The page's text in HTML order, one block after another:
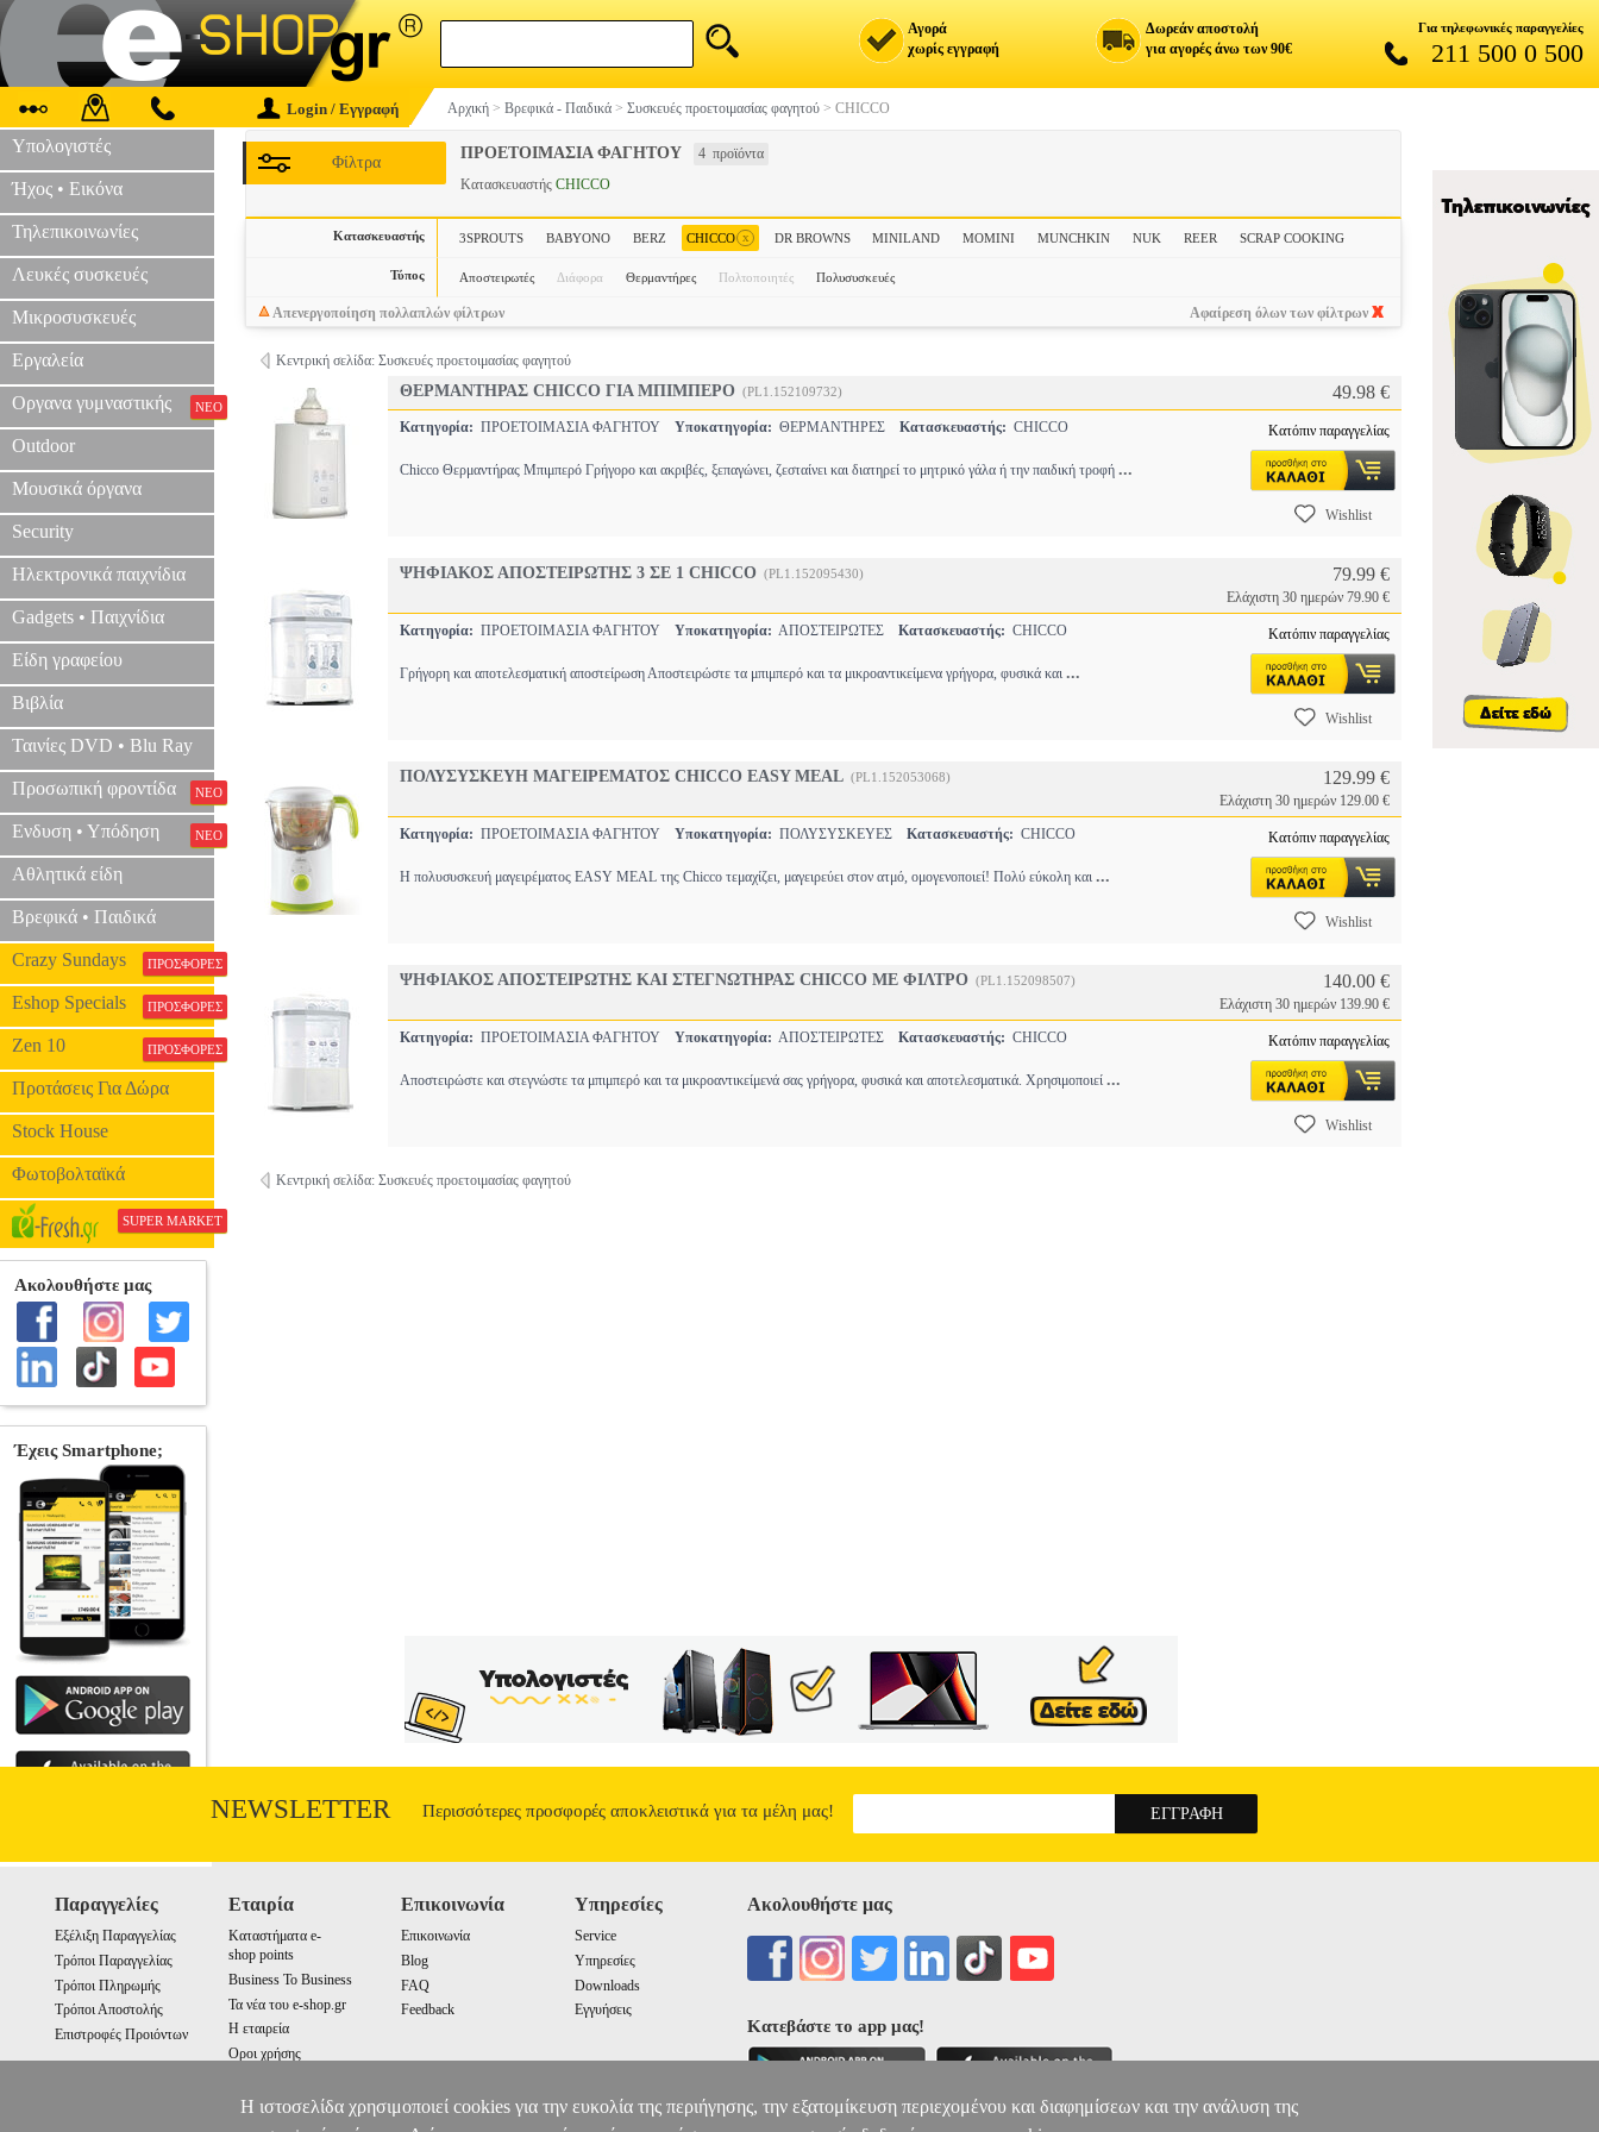
Αγορά
χωρίς εγγραφή
Δωρεάν αποστολή
για αγορές άνω των 90€
Για τηλεφωνικές παραγγελίες
211 500 0 500
Login / Εγγραφή Αρχική > Βρεφικά - Παιδικά > Συσκευές προετοιμασίας φαγητού > CHICCO
Υπολογιστές
Ήχος • Εικόνα
Τηλεπικοινωνίες
Λευκές συσκευές
Μικροσυσκευές
Εργαλεία
Οργανα γυμναστικής ΝΕΟ
Outdoor
Μουσικά όργανα
Security
Ηλεκτρονικά παιχνίδια
Gadgets • Παιχνίδια
Είδη γραφείου
Βιβλία
Ταινίες DVD • Blu Ray
Προσωπική φροντίδα ΝΕΟ
Ενδυση • Υπόδηση ΝΕΟ
Αθλητικά είδη
Βρεφικά • Παιδικά
Crazy Sundays ΠΡΟΣΦΟΡΕΣ
Eshop Specials ΠΡΟΣΦΟΡΕΣ
Zen 10 ΠΡΟΣΦΟΡΕΣ
Προτάσεις Για Δώρα
Stock House
Φωτοβολταϊκά
SUPER MARKET
ΠΡΟΕΤΟΙΜΑΣΙΑ ΦΑΓΗΤΟΥ 4 προϊόντα
Φίλτρα
Κατασκευαστής CHICCO
Κατασκευαστής 3SPROUTS BABYONO BERZ CHICCO x DR BROWNS MINILAND MOMINI MUNCHKIN NUK REER SCRAP COOKING
Τύπος Αποστειρωτές Διάφορα Θερμαντήρες Πολτοποιητές Πολυσυσκευές
Απενεργοποίηση πολλαπλών φίλτρων Αφαίρεση όλων των φίλτρων
Κεντρική σελίδα: Συσκευές προετοιμασίας φαγητού
ΘΕΡΜΑΝΤΗΡΑΣ CHICCO ΓΙΑ ΜΠΙΜΠΕΡΟ (PL1.152109732) 49.98 €
Κατηγορία: ΠΡΟΕΤΟΙΜΑΣΙΑ ΦΑΓΗΤΟΥ Υποκατηγορία: ΘΕΡΜΑΝΤΗΡΕΣ Κατασκευαστής: CHICCO
Chicco Θερμαντήρας Μπιμπερό Γρήγορο και ακριβές, ξεπαγώνει, ζεσταίνει και διατηρεί το μητρικό γάλα ή την παιδική τροφή ...
Κατόπιν παραγγελίας
Wishlist
ΨΗΦΙΑΚΟΣ ΑΠΟΣΤΕΙΡΩΤΗΣ 3 ΣΕ 1 CHICCO (PL1.152095430) 79.99 €
Ελάχιστη 30 ημερών 79.90 €
Κατηγορία: ΠΡΟΕΤΟΙΜΑΣΙΑ ΦΑΓΗΤΟΥ Υποκατηγορία: ΑΠΟΣΤΕΙΡΩΤΕΣ Κατασκευαστής: CHICCO
Γρήγορη και αποτελεσματική αποστείρωση Αποστειρώστε τα μπιμπερό και τα μικροαντικείμενα γρήγορα, φυσικά και ...
Κατόπιν παραγγελίας
Wishlist
ΠΟΛΥΣΥΣΚΕΥΗ ΜΑΓΕΙΡΕΜΑΤΟΣ CHICCO EASY MEAL (PL1.152053068) 129.99 €
Ελάχιστη 30 ημερών 129.00 €
Κατηγορία: ΠΡΟΕΤΟΙΜΑΣΙΑ ΦΑΓΗΤΟΥ Υποκατηγορία: ΠΟΛΥΣΥΣΚΕΥΕΣ Κατασκευαστής: CHICCO
Η πολυσυσκευή μαγειρέματος EASY MEAL της Chicco τεμαχίζει, μαγειρεύει στον ατμό, ομογενοποιεί! Πολύ εύκολη και ...
Κατόπιν παραγγελίας
Wishlist
ΨΗΦΙΑΚΟΣ ΑΠΟΣΤΕΙΡΩΤΗΣ ΚΑΙ ΣΤΕΓΝΩΤΗΡΑΣ CHICCO ΜΕ ΦΙΛΤΡΟ (PL1.152098507) 140.00 €
Ελάχιστη 30 ημερών 139.90 €
Κατηγορία: ΠΡΟΕΤΟΙΜΑΣΙΑ ΦΑΓΗΤΟΥ Υποκατηγορία: ΑΠΟΣΤΕΙΡΩΤΕΣ Κατασκευαστής: CHICCO
Αποστειρώστε και στεγνώστε τα μπιμπερό και τα μικροαντικείμενά σας γρήγορα, φυσικά και αποτελεσματικά. Χρησιμοποιεί ...
Κατόπιν παραγγελίας
Wishlist
Κεντρική σελίδα: Συσκευές προετοιμασίας φαγητού
NEWSLETTER Περισσότερες προσφορές αποκλειστικά για τα μέλη μας!
Παραγγελίες
Εξέλιξη Παραγγελίας
Τρόποι Παραγγελίας
Τρόποι Πληρωμής
Τρόποι Αποστολής
Επιστροφές Προιόντων
Εταιρία
Καταστήματα e-
shop points
Business To Business
Τα νέα του e-shop.gr
Η εταιρεία
Οροι χρήσης
Επικοινωνία
Επικοινωνία
Blog
FAQ
Feedback
Υπηρεσίες
Service
Υπηρεσίες
Downloads
Εγγυήσεις
Ακολουθήστε μας
Κατεβάστε το app μας!
Η ιστοσελίδα χρησιμοποιεί cookies για την ευκολία της περιήγησης, την εξατομίκευση περιεχομένου και διαφημίσεων και την ανάλυση της